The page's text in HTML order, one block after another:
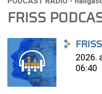
FRISS
2026.
06:40